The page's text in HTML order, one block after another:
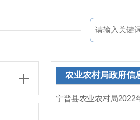
农业农村局政府信
宁晋县农业农村局2022